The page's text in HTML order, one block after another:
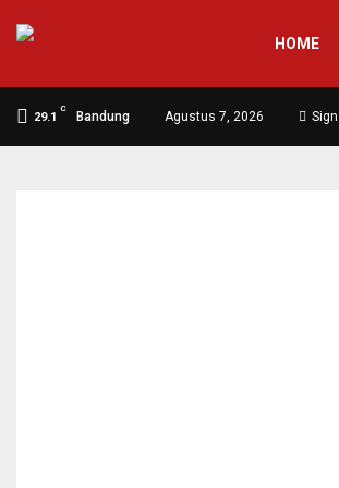
HOME
29.1
C
Bandung Agustus 7, 2026